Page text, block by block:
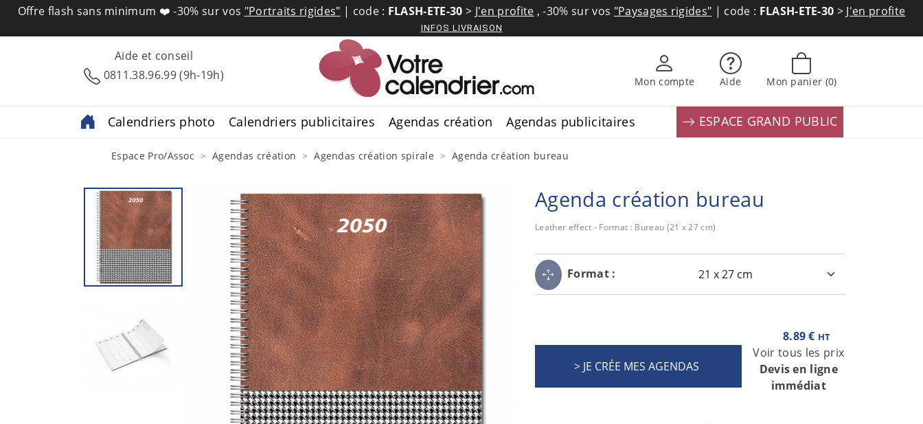
Offre flash sans minimum ❤️-30% sur vos "Portraits rigides" | code : FLASH-ETE-30 > J'en profite ,-30% sur vos "Paysages rigides" | code : FLASH-ETE-30 > J'en profite
INFOS LIVRAISON
Aide et conseil
0811.38.96.99 (9h-19h)
Mon compte Aide Mon panier (0)
Calendriers photo Calendriers publicitaires Agendas création Agendas publicitaires ESPACE GRAND PUBLIC
Espace Pro/Assoc Agendas création Agendas création spirale Agenda création bureau
Agenda création bureau
Leather effect - Format : Bureau (21 x 27 cm)
Format :
8.89 € HT
Voir tous les prix
Devis en ligne
immédiat